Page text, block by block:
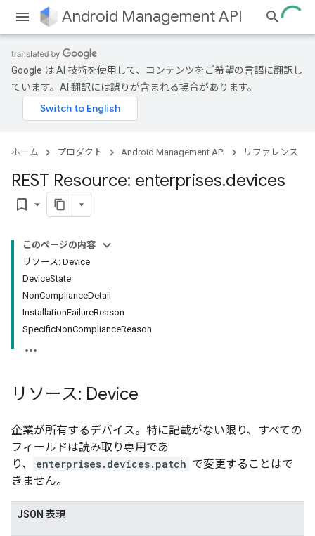
Android Management API
Google は AI 技術を使用して、コンテンツをご希望の言語に翻訳し
ています。AI 翻訳には誤りが含まれる場合があります。
ホーム プロダクト Android Management API リファレンス
REST Resource: enterprises.devices
bookmark_border
このページの内容
リソース: Device
DeviceState
NonComplianceDetail
InstallationFailureReason
SpecificNonComplianceReason
リソース: Device
企業が所有するデバイス。特に記載がない限り、すべての
フィールドは読み取り専用であ
り、
enterprises.devices.patch で変更することはで
きません。
JSON 表現